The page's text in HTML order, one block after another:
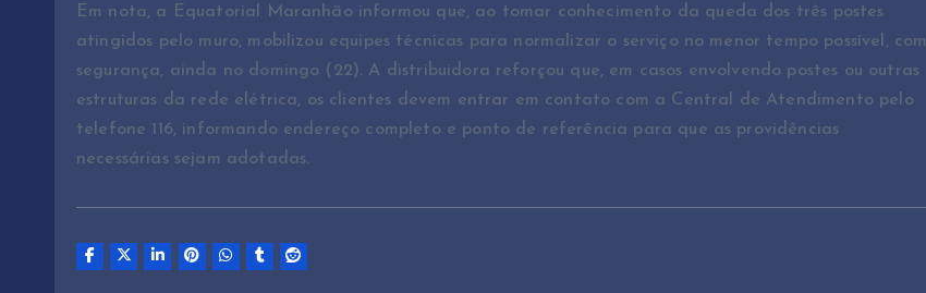
Em nota, a Equatorial Maranhão informou que, ao tomar conhecimento da queda dos três postes
atingidos pelo muro, mobilizou equipes técnicas para normalizar o serviço no menor tempo possível, com
segurança, ainda no domingo (22). A distribuidora reforçou que, em casos envolvendo postes ou outras
estruturas da rede elétrica, os clientes devem entrar em contato com a Central de Atendimento pelo
telefone 116, informando endereço completo e ponto de referência para que as providências
necessárias sejam adotadas.